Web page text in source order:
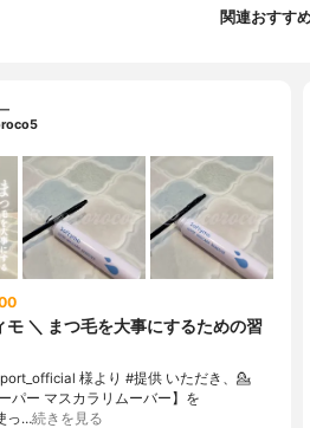
関連おすす
モ ＼ まつ毛を大事にするための習
様より #提供 いただき、⁡💁
パー マスカラリムーバー】を
っ…続きを見る